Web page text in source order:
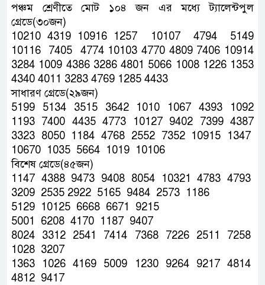
পঞ্চম শ্রেণীতে মোট ১০৪ জন এর মধ্যে ট্যালেন্টপুল
গ্রেডে(৩০জন)
10210 4319 10916 1257 10107 4794 5149
10116 7405 4774 10103 4770 4809 7406 10914
3284 1009 4386 3286 4801 5066 1008 1226 1353
4340 4011 3283 4769 1285 4433
সাধারণ গ্রেডে(২৯জন)
5199 5134 3515 3642 1010 1067 4393 1092
1193 7400 4435 4773 10127 9402 7399 4387
3323 8050 1184 4768 2552 7352 10915 1347
10670 1035 5664 1019 10106
বিশেষ গ্রেডে(৪৫জন)
1147 4388 9473 9408 8054 10321 4783 4793
3209 2535 2922 5165 9484 2573 1186
5129 10125 6668 6671 9215
5001 6208 4170 1187 9407
8024 3312 2541 7414 7368 7226 2511 7258
1028 3207
1363 1026 4169 5009 1230 9264 9217 4814
4812 9417